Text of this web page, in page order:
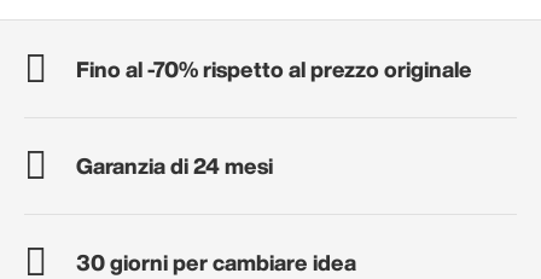
Fino al -70% rispetto al prezzo originale
Garanzia di 24 mesi
30 giorni per cambiare idea